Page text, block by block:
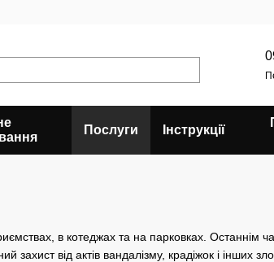
Послуги Інструкції
в котеджах та на парковках. Останнім
від актів вандалізму, крадіжок і інших